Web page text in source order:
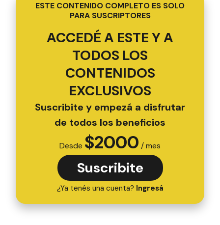
ESTE CONTENIDO COMPLETO ES SOLO
PARA SUSCRIPTORES
ACCEDÉ A ESTE Y A
TODOS LOS
CONTENIDOS
EXCLUSIVOS
Suscribite y empezá a disfrutar
de todos los beneficios
Desde $2000 / mes
Suscribite
¿Ya tenés una cuenta? Ingresá